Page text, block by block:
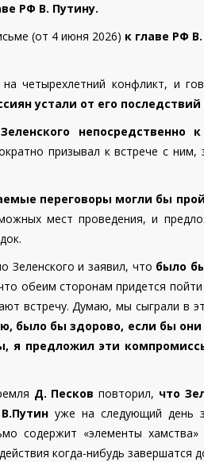
РФ В. Путину.
(от 4 июня 2026) к главе РФ
на четырехлетний конфликт, и
устали от его
непосредственно
призывал к встрече с ним,
переговоры могли бы
мест проведения, и
Зеленского и заявил, что было
обеим сторонам придется
встречу. Думаю, мы сыграли в
было бы здорово, если бы они
я предложил эти
Д. Песков повторил, что
уже на следующий день
содержит «элементы хамства»
когда-нибудь завершатся